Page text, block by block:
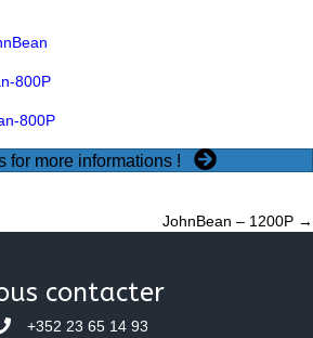
800P
800P
for more informations !
JohnBean – 1200P →
contacter
+352 23 65 14 93